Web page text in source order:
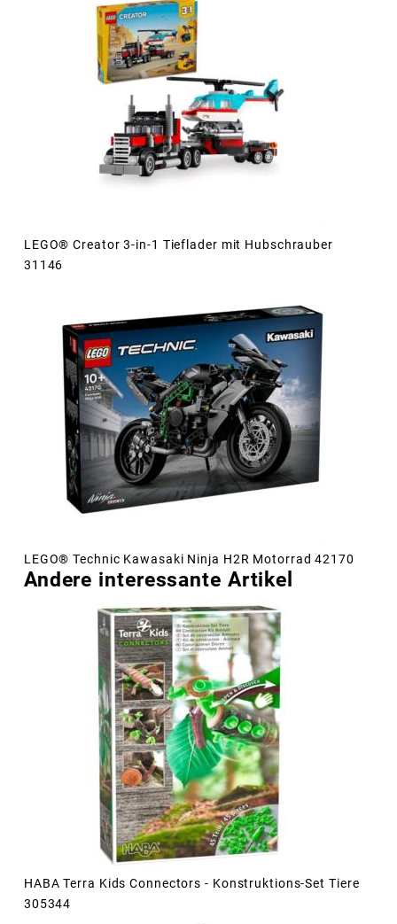
LEGO® Creator 3-in-1 Tieflader mit Hubschrauber
31146
LEGO® Technic Kawasaki Ninja H2R Motorrad 42170
Andere interessante Artikel
HABA Terra Kids Connectors - Konstruktions-Set Tiere
305344